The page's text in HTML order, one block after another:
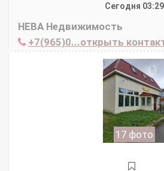
Сегодня 03:29
НЕВА Недвижимость
+7(965)0...открыть
17 фото